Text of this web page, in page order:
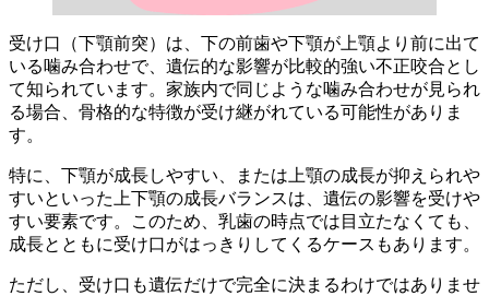
受け口（下顎前突）は、下の前歯や下顎が上顎より前に出て
いる噛み合わせで、遺伝的な影響が比較的強い不正咬合とし
て知られています。家族内で同じような噛み合わせが見られ
る場合、骨格的な特徴が受け継がれている可能性がありま
す。
特に、下顎が成長しやすい、または上顎の成長が抑えられや
すいといった上下顎の成長バランスは、遺伝の影響を受けや
すい要素です。このため、乳歯の時点では目立たなくても、
成長とともに受け口がはっきりしてくるケースもあります。
ただし、受け口も遺伝だけで完全に決まるわけではありませ